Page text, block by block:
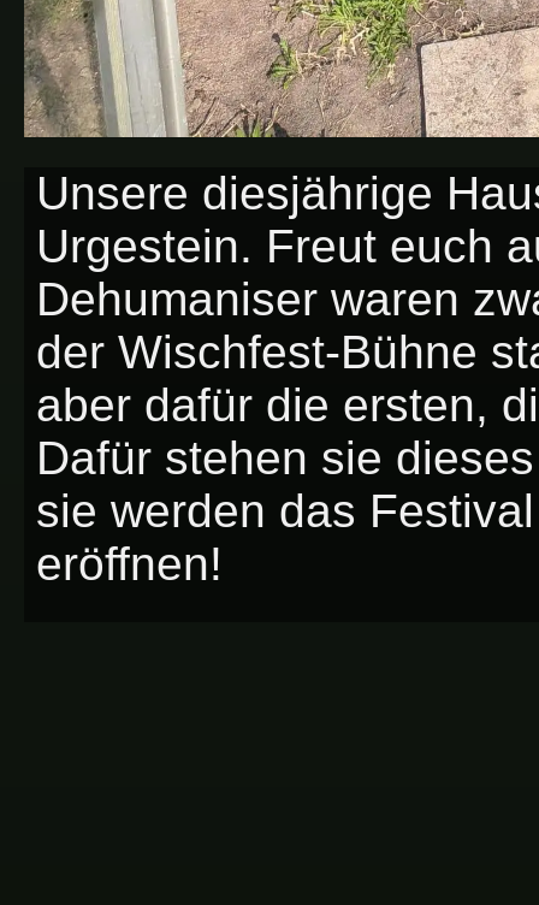
Unsere diesjährige
Urgestein. Freut euch
Dehumaniser waren
der Wischfest-Bühne
aber dafür die ersten,
Dafür stehen sie
sie werden das
eröffnen!